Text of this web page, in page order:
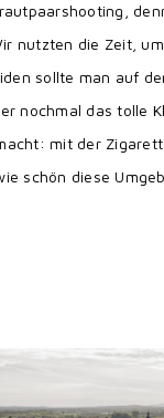
die Zeit,
sollte man auf
nochmal das tolle
mit der
schön diese